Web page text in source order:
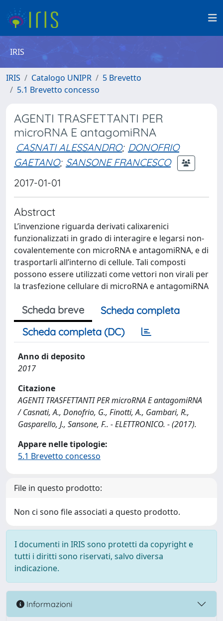
IRIS
IRIS Catalogo UNIPR
5 Brevetto
5.1 Brevetto concesso
AGENTI TRASFETTANTI PER
microRNA E antagomiRNA
CASNATI ALESSANDRO; DONOFRIO
GAETANO; SANSONE FRANCESCO
2017-01-01
Abstract
L’invenzione riguarda derivati calixarenici
funzionalizzati in grado di interagire e legarsi non-
covalentemente con microRNA e antagomiRNA, e di
trasportarli all’interno di cellule. Tali composti
possono essere utilizzati come vettori non virali per
la trasfezione cellulare di microRNA e antagomiRNA
Scheda breve
Scheda completa
Scheda completa (DC)
Anno di deposito
2017
Citazione
AGENTI TRASFETTANTI PER microRNA E antagomiRNA
/ Casnati, A., Donofrio, G., Finotti, A., Gambari, R.,
Gasparello, J., Sansone, F.. - ELETTRONICO. - (2017).
Appare nelle tipologie:
5.1 Brevetto concesso
File in questo prodotto:
Non ci sono file associati a questo prodotto.
I documenti in IRIS sono protetti da copyright e
tutti i diritti sono riservati, salvo diversa
indicazione.
Informazioni